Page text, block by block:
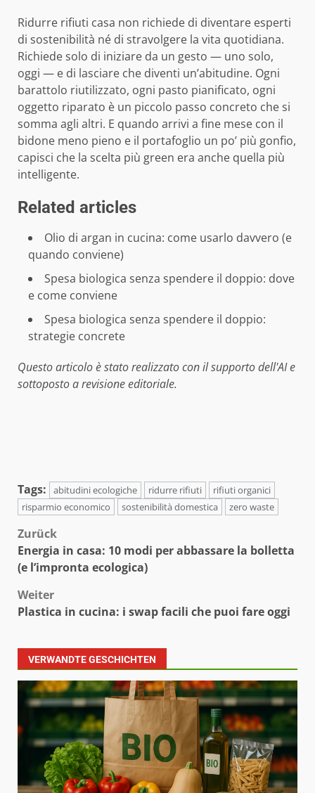
Ridurre rifiuti casa non richiede di diventare esperti
di sostenibilità né di stravolgere la vita quotidiana.
Richiede solo di iniziare da un gesto — uno solo,
oggi — e di lasciare che diventi un’abitudine. Ogni
barattolo riutilizzato, ogni pasto pianificato, ogni
oggetto riparato è un piccolo passo concreto che si
somma agli altri. E quando arrivi a fine mese con il
bidone meno pieno e il portafoglio un po’ più gonfio,
capisci che la scelta più green era anche quella più
intelligente.
Related articles
Olio di argan in cucina: come usarlo davvero (e
quando conviene)
Spesa biologica senza spendere il doppio: dove
e come conviene
Spesa biologica senza spendere il doppio:
strategie concrete
Questo articolo è stato realizzato con il supporto dell'AI e
sottoposto a revisione editoriale.
Tags: abitudini ecologiche ridurre rifiuti
rifiuti organici
risparmio economico
sostenibilità domestica zero waste
Beitragsnavigation
Zurück
Energia in casa: 10 modi per abbassare la bolletta
(e l’impronta ecologica)
Weiter
Plastica in cucina: i swap facili che puoi fare oggi
VERWANDTE GESCHICHTEN